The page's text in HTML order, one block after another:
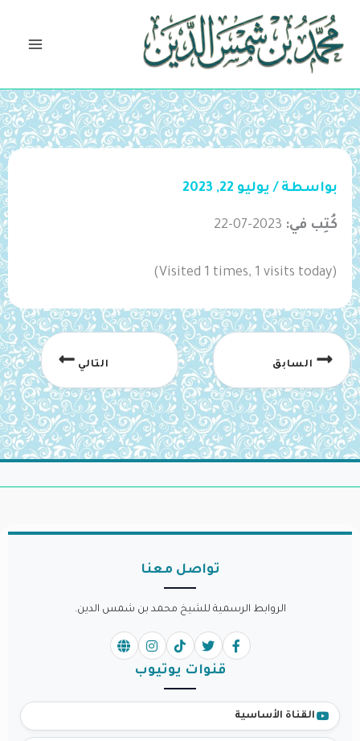
تخطي
المحتوى
بواسطة / يوليو 22, 2023
كُتِب في: 2023-07-22
(Visited 1 times, 1 visits today)
السابق التالي
تواصل معنا
الروابط الرسمية للشيخ محمد بن شمس الدين.
قنوات يوتيوب
القناة الأساسية